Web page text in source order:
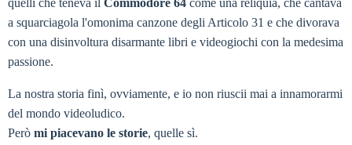
quelli che teneva il Commodore 64 come una reliquia, che cantava
a squarciagola l'omonima canzone degli Articolo 31 e che divorava
con una disinvoltura disarmante libri e videogiochi con la medesima
passione.
La nostra storia finì, ovviamente, e io non riuscii mai a innamorarmi
del mondo videoludico.
Però mi piacevano le storie, quelle sì.